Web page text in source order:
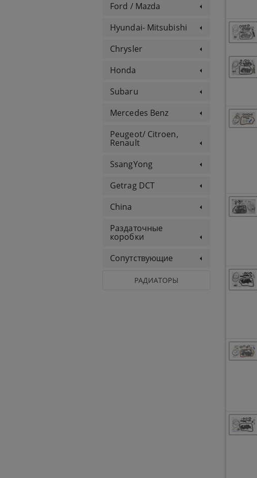
Ford / Mazda
Hyundai- Mitsubishi
Chrysler
Honda
Subaru
Mercedes Benz
Peugeot/ Citroen,
Renault
SsangYong
Getrag DCT
China
Раздаточные
коробки
Сопутствующие
РАДИАТОРЫ